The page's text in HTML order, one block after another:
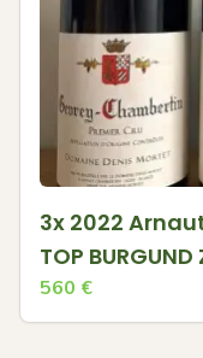
3x 2022
TOP BURGUND
560 €